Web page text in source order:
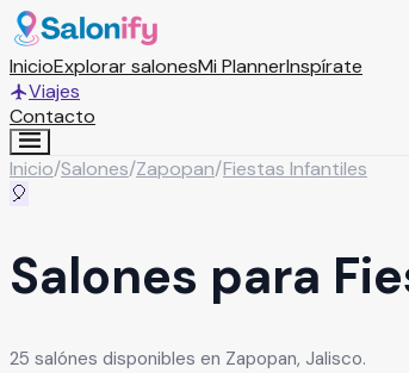
InicioExplorar salonesMi PlannerInspírate
Viajes
Contacto
Inicio/Salones/Zapopan/Fiestas Infantiles
🎈
Salones para
25 salónes disponibles en Zapopan, Jalisco.